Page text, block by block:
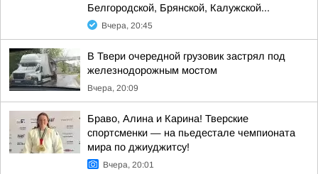
Белгородской, Брянской, Калужской...
Вчера, 20:45
В Твери очередной грузовик застрял под
железнодорожным мостом
Вчера, 20:09
Браво, Алина и Карина! Тверские
спортсменки — на пьедестале чемпионата
мира по джиуджитсу!
Вчера, 20:01